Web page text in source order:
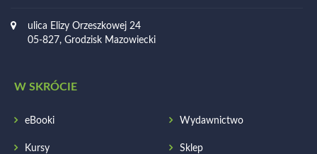
ulica Elizy Orzeszkowej 24
05-827, Grodzisk Mazowiecki
W SKRÓCIE
eBooki Wydawnictwo
Kursy Sklep